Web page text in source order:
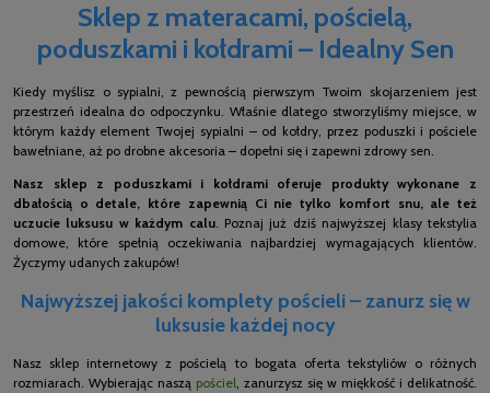
Sklep z materacami, pościelą,
poduszkami i kołdrami – Idealny Sen
Kiedy myślisz o sypialni, z pewnością pierwszym Twoim skojarzeniem jest
przestrzeń idealna do odpoczynku. Właśnie dlatego stworzyliśmy miejsce, w
którym każdy element Twojej sypialni – od kołdry, przez poduszki i pościele
bawełniane, aż po drobne akcesoria – dopełni się i zapewni zdrowy sen.
Nasz sklep z poduszkami i kołdrami oferuje produkty wykonane z
dbałością o detale, które zapewnią Ci nie tylko komfort snu, ale też
uczucie luksusu w każdym calu. Poznaj już dziś najwyższej klasy tekstylia
domowe, które spełnią oczekiwania najbardziej wymagających klientów.
Życzymy udanych zakupów!
Najwyższej jakości komplety pościeli – zanurz się w
luksusie każdej nocy
Nasz sklep internetowy z pościelą to bogata oferta tekstyliów o różnych
rozmiarach. Wybierając naszą pościel, zanurzysz się w miękkość i delikatność.